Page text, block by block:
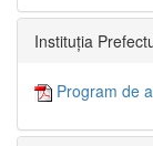
Instituția
Program de